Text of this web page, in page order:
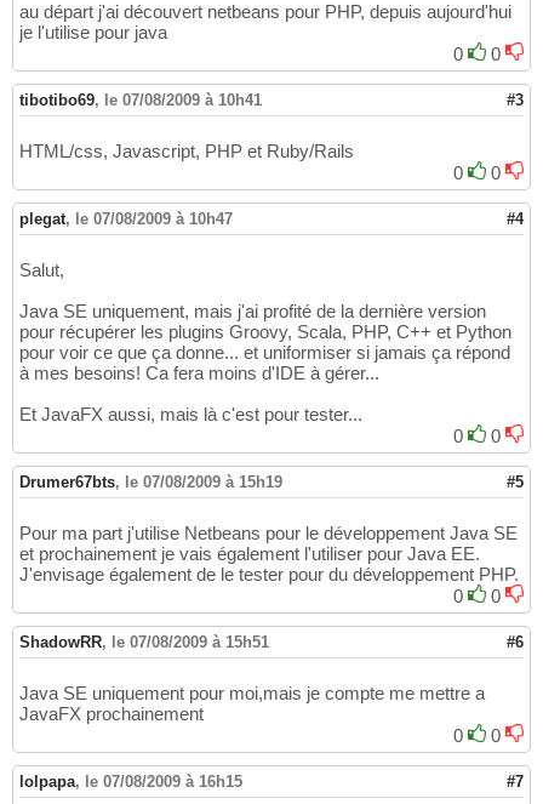
au départ j'ai découvert netbeans pour PHP, depuis aujourd'hui
je l'utilise pour java
0
0
tibotibo69, le 07/08/2009 à 10h41 #3
HTML/css, Javascript, PHP et Ruby/Rails
0
0
plegat, le 07/08/2009 à 10h47 #4
Salut,
Java SE uniquement, mais j'ai profité de la dernière version
pour récupérer les plugins Groovy, Scala, PHP, C++ et Python
pour voir ce que ça donne... et uniformiser si jamais ça répond
à mes besoins! Ca fera moins d'IDE à gérer...
Et JavaFX aussi, mais là c'est pour tester...
0
0
Drumer67bts, le 07/08/2009 à 15h19 #5
Pour ma part j'utilise Netbeans pour le développement Java SE
et prochainement je vais également l'utiliser pour Java EE.
J'envisage également de le tester pour du développement PHP.
0
0
ShadowRR, le 07/08/2009 à 15h51 #6
Java SE uniquement pour moi,mais je compte me mettre a
JavaFX prochainement
0
0
lolpapa, le 07/08/2009 à 16h15 #7